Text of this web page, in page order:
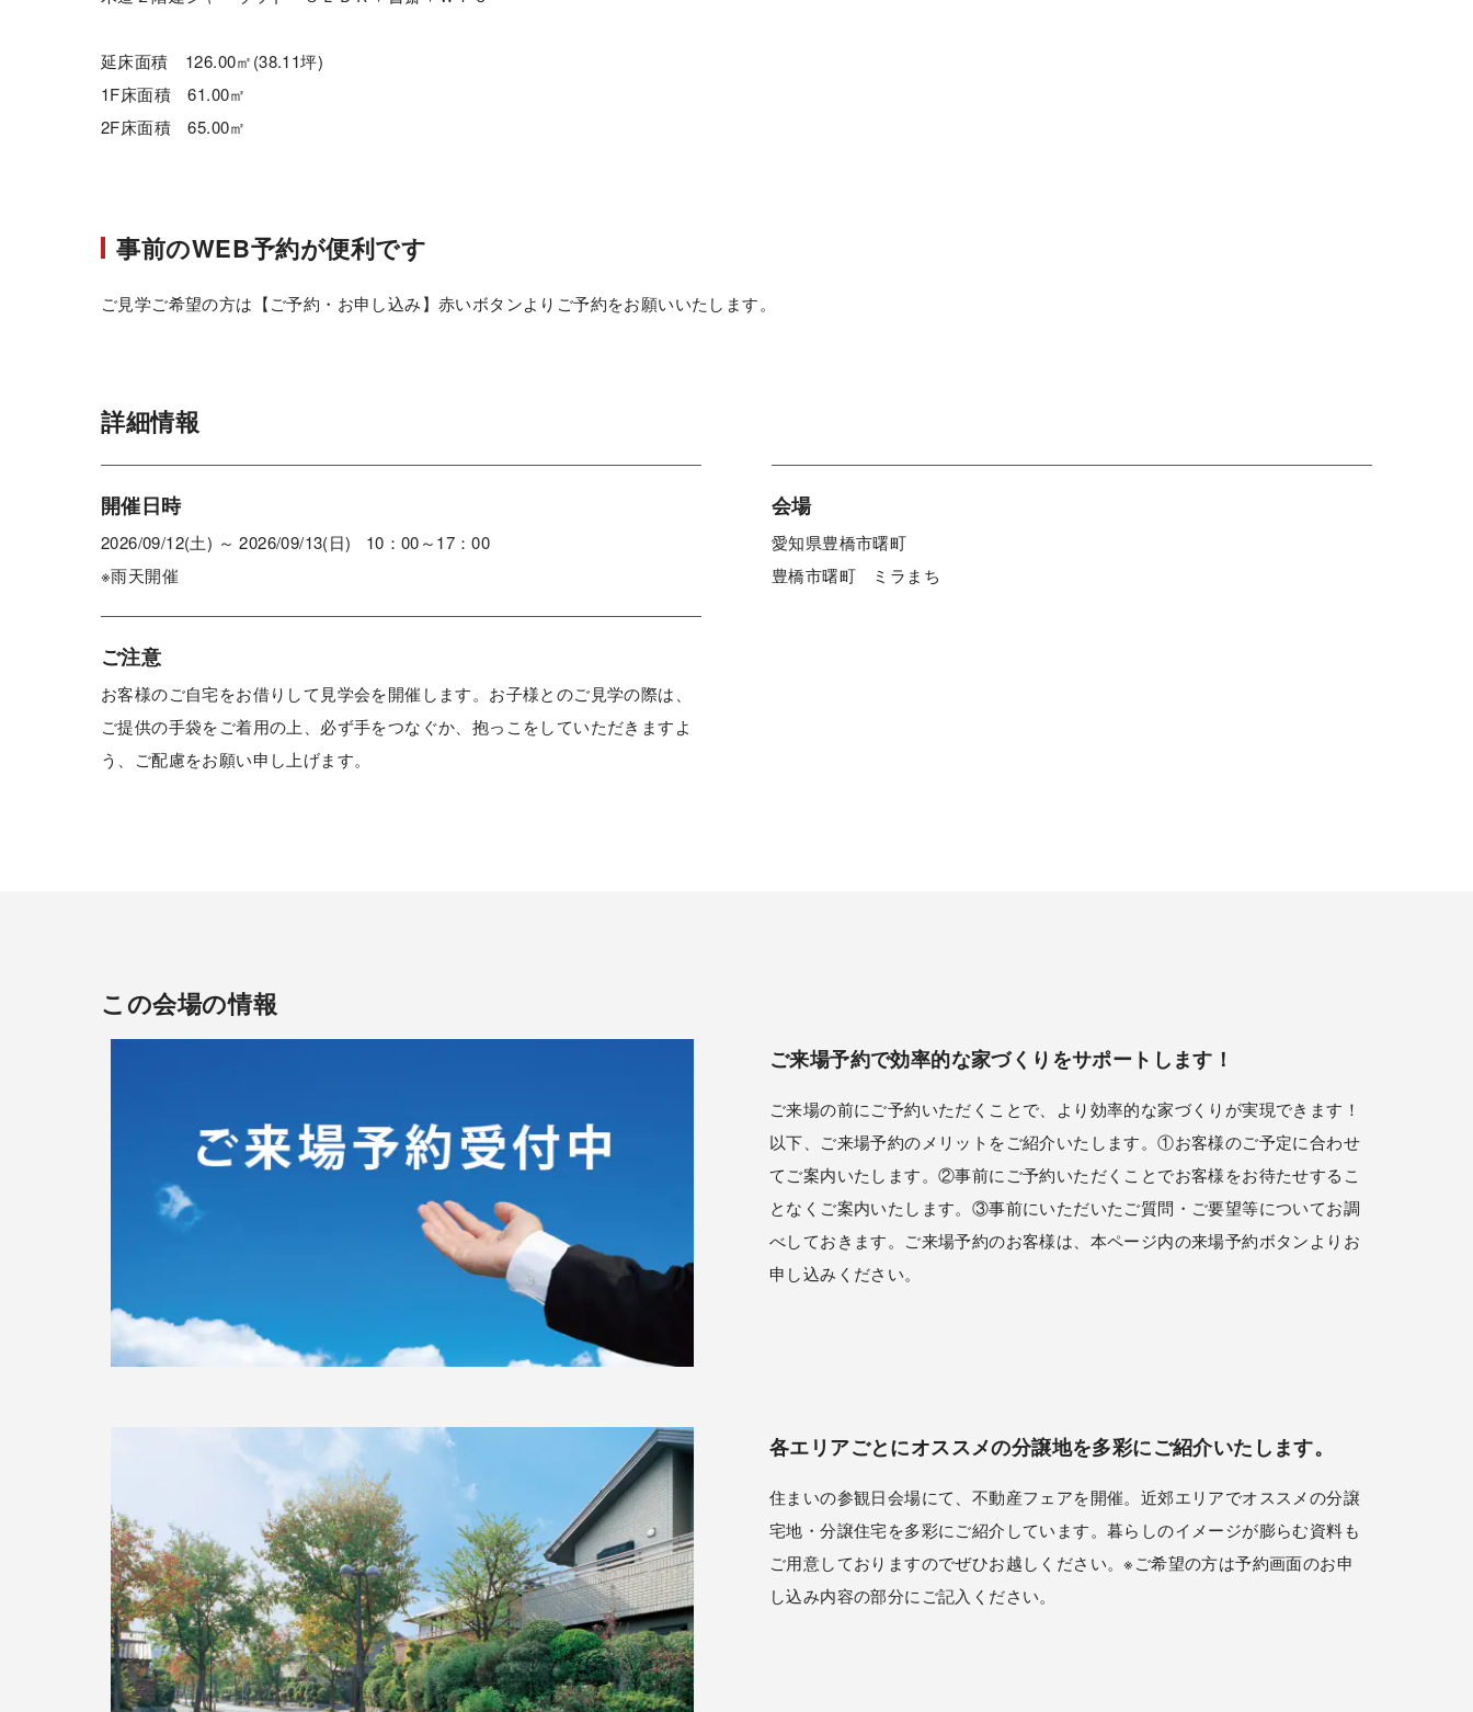
延床面積 126.00㎡(38.11坪)
1F床面積 61.00㎡
2F床面積 65.00㎡
事前のWEB予約が便利です
ご見学ご希望の方は【ご予約・お申し込み】赤いボタンよりご予約をお願いいたします。
詳細情報
開催日時
2026/09/12(土) ～ 2026/09/13(日) 10：00～17：00
※雨天開催
会場
愛知県豊橋市曙町
豊橋市曙町 ミラまち
ご注意
お客様のご自宅をお借りして見学会を開催します。お子様とのご見学の際は、
ご提供の手袋をご着用の上、必ず手をつなぐか、抱っこをしていただきますよ
う、ご配慮をお願い申し上げます。
この会場の情報
ご来場予約で効率的な家づくりをサポートします！
ご来場の前にご予約いただくことで、より効率的な家づくりが実現できます！
以下、ご来場予約のメリットをご紹介いたします。①お客様のご予定に合わせ
てご案内いたします。②事前にご予約いただくことでお客様をお待たせするこ
となくご案内いたします。③事前にいただいたご質問・ご要望等についてお調
べしておきます。ご来場予約のお客様は、本ページ内の来場予約ボタンよりお
申し込みください。
各エリアごとにオススメの分譲地を多彩にご紹介いたします。
住まいの参観日会場にて、不動産フェアを開催。近郊エリアでオススメの分譲
宅地・分譲住宅を多彩にご紹介しています。暮らしのイメージが膨らむ資料も
ご用意しておりますのでぜひお越しください。※ご希望の方は予約画面のお申
し込み内容の部分にご記入ください。